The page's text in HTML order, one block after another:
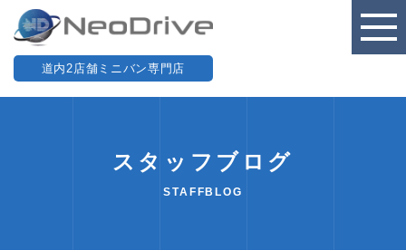
道内2店舗ミニバン専門店
スタッフブログ
STAFFBLOG